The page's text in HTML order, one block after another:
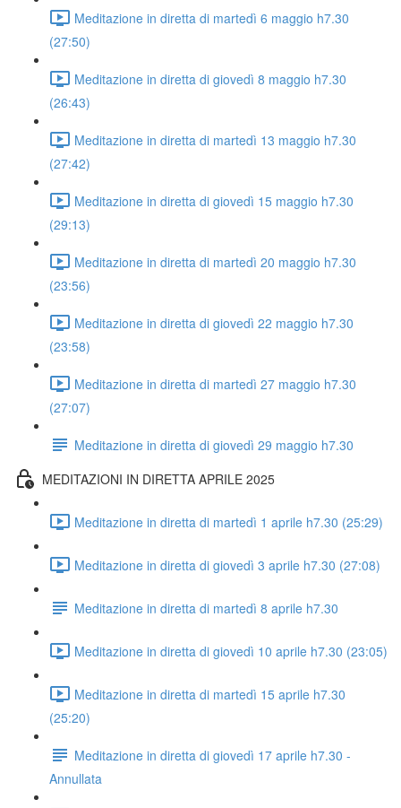
Meditazione in diretta di martedì 6 maggio h7.30
(27:50)
Meditazione in diretta di giovedì 8 maggio h7.30
(26:43)
Meditazione in diretta di martedì 13 maggio h7.30
(27:42)
Meditazione in diretta di giovedì 15 maggio h7.30
(29:13)
Meditazione in diretta di martedì 20 maggio h7.30
(23:56)
Meditazione in diretta di giovedì 22 maggio h7.30
(23:58)
Meditazione in diretta di martedì 27 maggio h7.30
(27:07)
Meditazione in diretta di giovedì 29 maggio h7.30
MEDITAZIONI IN DIRETTA APRILE 2025
Meditazione in diretta di martedì 1 aprile h7.30 (25:29)
Meditazione in diretta di giovedì 3 aprile h7.30 (27:08)
Meditazione in diretta di martedì 8 aprile h7.30
Meditazione in diretta di giovedì 10 aprile h7.30 (23:05)
Meditazione in diretta di martedì 15 aprile h7.30
(25:20)
Meditazione in diretta di giovedì 17 aprile h7.30 -
Annullata